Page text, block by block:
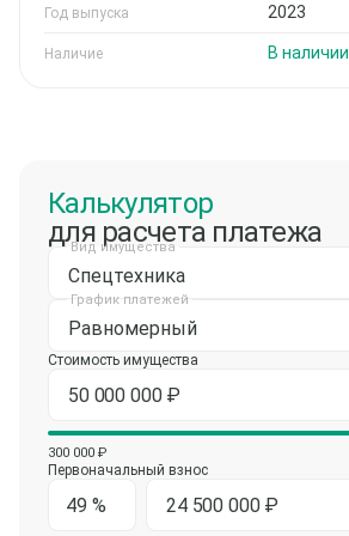
Год выпуска 2023
Наличие В наличии
Калькулятор
для расчета платежа
Спецтехника
Вид имущества
Равномерный
График платежей
Стоимость имущества
300 000 ₽
Первоначальный взнос